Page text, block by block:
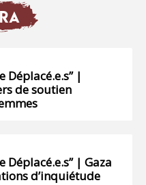
Déplacé.e.s” |
de soutien
Déplacé.e.s” | Gaza
d’inquiétude